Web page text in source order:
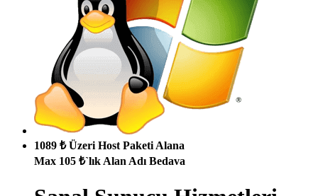
1089 ₺ Üzeri Host Paketi Alana
Max 105 ₺`lık Alan Adı Bedava